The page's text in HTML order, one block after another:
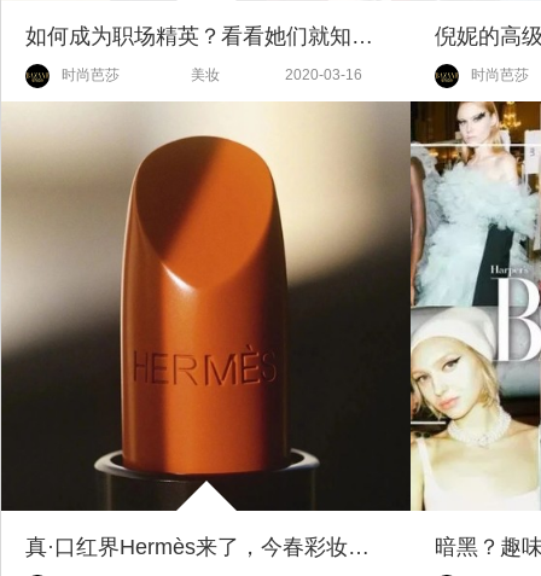
如何成为职场精英？看看她们就知道了
时尚芭莎 美妆 2020-03-16 时尚芭莎
真·口红界Hermès来了，今春彩妆还有比它更能打的吗？